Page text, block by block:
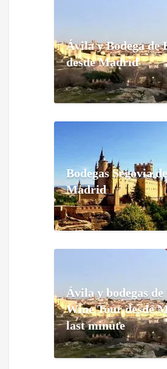
Ávila y Bodega de
desde Madrid
Bodegas Segovia
Madrid
Ávila y bodegas de
Wine Tour desde
last minute